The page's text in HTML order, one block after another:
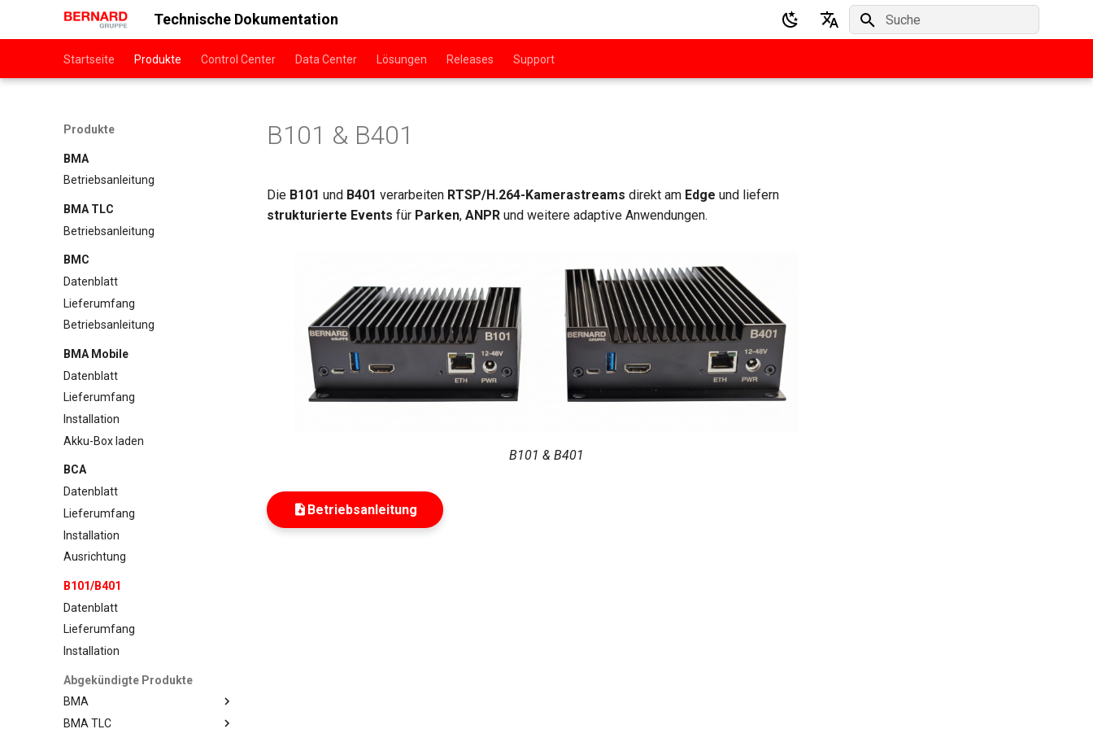
Technische Dokumentation
Startseite Produkte Control Center Data Center Lösungen Releases Support
Produkte
BMA
Betriebsanleitung
BMA TLC
Betriebsanleitung
BMC
Datenblatt
Lieferumfang
Betriebsanleitung
BMA Mobile
Datenblatt
Lieferumfang
Installation
Akku-Box laden
BCA
Datenblatt
Lieferumfang
Installation
Ausrichtung
B101/B401
Datenblatt
Lieferumfang
Installation
Abgekündigte Produkte
BMA
Datenblatt
BMA TLC
B101 & B401
Die B101 und B401 verarbeiten RTSP/H.264-Kamerastreams direkt am Edge und liefern
strukturierte Events für Parken, ANPR und weitere adaptive Anwendungen.
B101 & B401
Betriebsanleitung